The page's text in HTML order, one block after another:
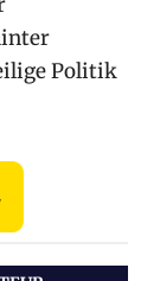
Politik